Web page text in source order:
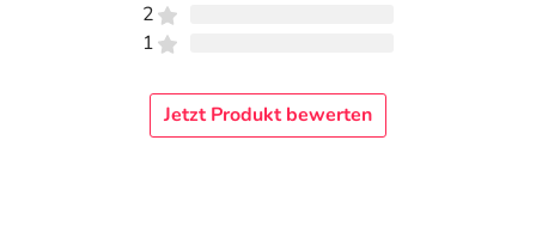
2
1
Jetzt Produkt bewerten